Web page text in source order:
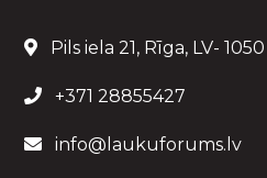
Pils iela 21, Rīga, LV- 1050
+371 28855427
info@laukuforums.lv